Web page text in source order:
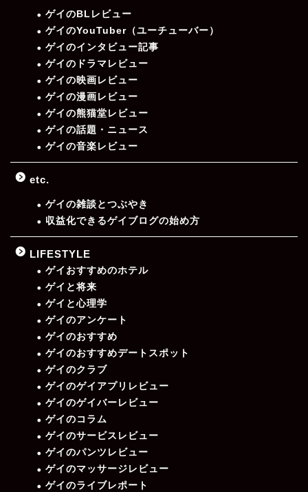
ゲイのBLレビュー
ゲイのYouTuber（ユーチューバー）
ゲイのインタビュー記事
ゲイのドラマレビュー
ゲイの映画レビュー
ゲイの漫画レビュー
ゲイの熊猫堂レビュー
ゲイの話題・ニュース
ゲイの音楽レビュー
etc.
ゲイの雑談とつぶやき
収益化できるゲイブログの始め方
LIFESTYLE
ゲイおすすめのホテル
ゲイと将来
ゲイと心理学
ゲイのアンケート
ゲイのおすすめ
ゲイのおすすめデートスポット
ゲイのクラブ
ゲイのゲイアプリレビュー
ゲイのゲイバーレビュー
ゲイのコラム
ゲイのサービスレビュー
ゲイのパンツレビュー
ゲイのマッサージレビュー
ゲイのライブレポート